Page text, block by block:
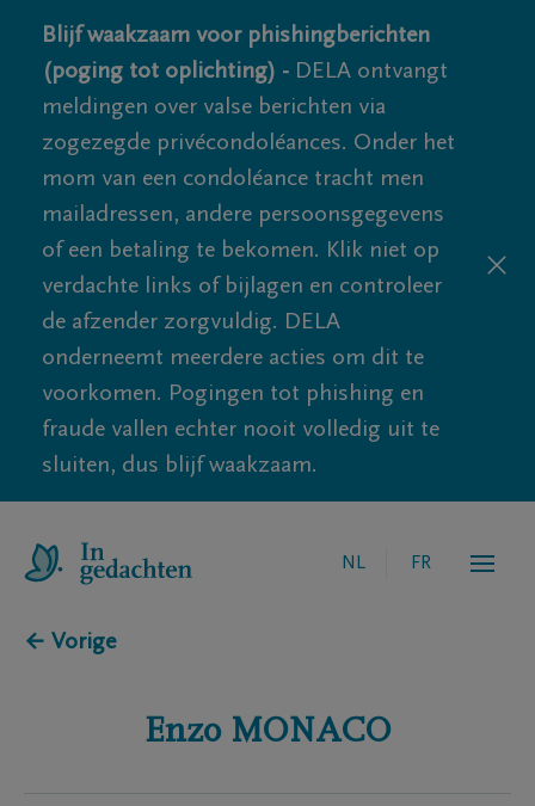
Blijf waakzaam voor phishingberichten
(poging tot oplichting) - DELA ontvangt
meldingen over valse berichten via
zogezegde privécondoléances. Onder het
mom van een condoléance tracht men
mailadressen, andere persoonsgegevens
of een betaling te bekomen. Klik niet op
verdachte links of bijlagen en controleer
de afzender zorgvuldig. DELA
onderneemt meerdere acties om dit te
voorkomen. Pogingen tot phishing en
fraude vallen echter nooit volledig uit te
sluiten, dus blijf waakzaam.
NL FR
← Vorige
Enzo MONACO